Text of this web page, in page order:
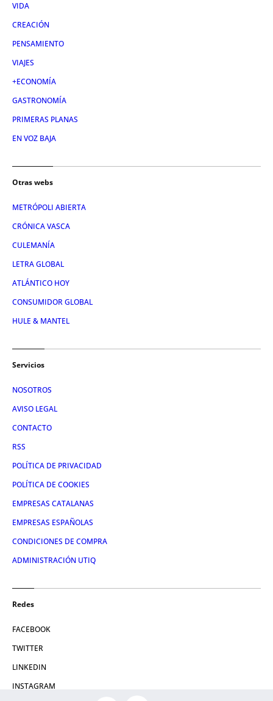
VIDA
CREACIÓN
PENSAMIENTO
VIAJES
+ECONOMÍA
GASTRONOMÍA
PRIMERAS PLANAS
EN VOZ BAJA
Otras webs
METRÓPOLI ABIERTA
CRÓNICA VASCA
CULEMANÍA
LETRA GLOBAL
ATLÁNTICO HOY
CONSUMIDOR GLOBAL
HULE & MANTEL
Servicios
NOSOTROS
AVISO LEGAL
CONTACTO
RSS
POLÍTICA DE PRIVACIDAD
POLÍTICA DE COOKIES
EMPRESAS CATALANAS
EMPRESAS ESPAÑOLAS
CONDICIONES DE COMPRA
ADMINISTRACIÓN UTIQ
Redes
FACEBOOK
TWITTER
LINKEDIN
INSTAGRAM